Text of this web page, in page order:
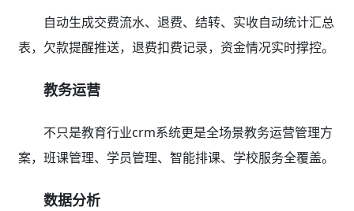
自动生成交费流水、退费、结转、实收自动统计汇总
表，欠款提醒推送，退费扣费记录，资金情况实时撑控。
教务运营
不只是教育行业crm系统更是全场景教务运营管理方
案，班课管理、学员管理、智能排课、学校服务全覆盖。
数据分析